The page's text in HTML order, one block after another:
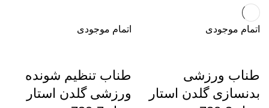
اتمام موجودی
طناب ورزشی
بدنسازی گلدن استار
اتمام موجودی
طناب تنظیم شونده
ورزشی گلدن استار